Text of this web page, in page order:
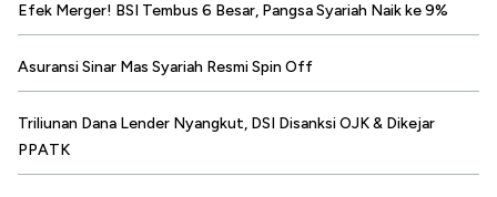
Efek Merger! BSI Tembus 6 Besar, Pangsa Syariah Naik ke 9%
Asuransi Sinar Mas Syariah Resmi Spin Off
Triliunan Dana Lender Nyangkut, DSI Disanksi OJK & Dikejar
PPATK